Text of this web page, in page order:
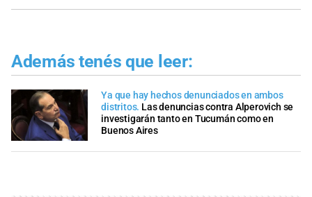
Además tenés que leer:
Ya que hay hechos denunciados en ambos
distritos. Las denuncias contra Alperovich se
investigarán tanto en Tucumán como en
Buenos Aires